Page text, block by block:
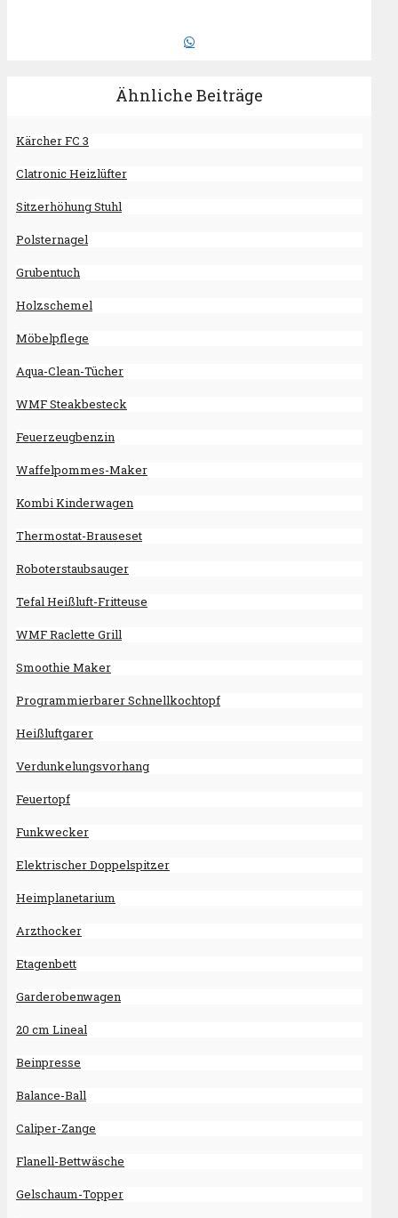
Ähnliche Beiträge
Kärcher FC 3
Clatronic Heizlüfter
Sitzerhöhung Stuhl
Polsternagel
Grubentuch
Holzschemel
Möbelpflege
Aqua-Clean-Tücher
WMF Steakbesteck
Feuerzeugbenzin
Waffelpommes-Maker
Kombi Kinderwagen
Thermostat-Brauseset
Roboterstaubsauger
Tefal Heißluft-Fritteuse
WMF Raclette Grill
Smoothie Maker
Programmierbarer Schnellkochtopf
Heißluftgarer
Verdunkelungsvorhang
Feuertopf
Funkwecker
Elektrischer Doppelspitzer
Heimplanetarium
Arzthocker
Etagenbett
Garderobenwagen
20 cm Lineal
Beinpresse
Balance-Ball
Caliper-Zange
Flanell-Bettwäsche
Gelschaum-Topper